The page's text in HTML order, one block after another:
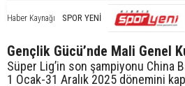
Haber Kaynağı SPOR YENİ
Gençlik Gücü’nde Mali Genel
Süper Lig’in son şampiyonu China
1 Ocak-31 Aralık 2025 dönemini